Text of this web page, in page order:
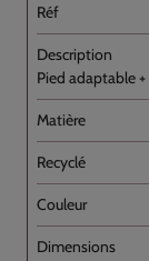
Pied adaptable +